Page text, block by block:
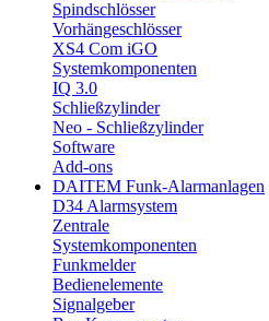
Spindschlösser
Vorhängeschlösser
XS4 Com iGO
Systemkomponenten
IQ 3.0
Schließzylinder
Neo - Schließzylinder
Software
Add-ons
DAITEM Funk-Alarmanlagen
D34 Alarmsystem
Zentrale
Systemkomponenten
Funkmelder
Bedienelemente
Signalgeber